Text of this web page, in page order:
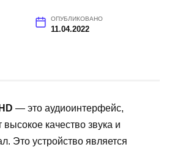
ОПУБЛИКОВАНО
11.04.2022
— это аудиоинтерфейс,
качество звука и
Это устройство является